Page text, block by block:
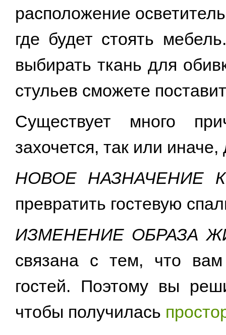
расположение
где будет стоять
выбирать ткань для
стульев сможете
Существует много
захочется, так или
НОВОЕ НАЗНАЧЕНИЕ
превратить гостевую
ИЗМЕНЕНИЕ ОБРАЗА
связана с тем, что
гостей. Поэтому вы
чтобы получилась